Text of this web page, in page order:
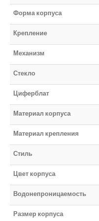
Форма корпуса
Крепление
Механизм
Стекло
Циферблат
Материал корпуса
Материал крепления
Стиль
Цвет корпуса
Водонепроницаемость
Размер корпуса